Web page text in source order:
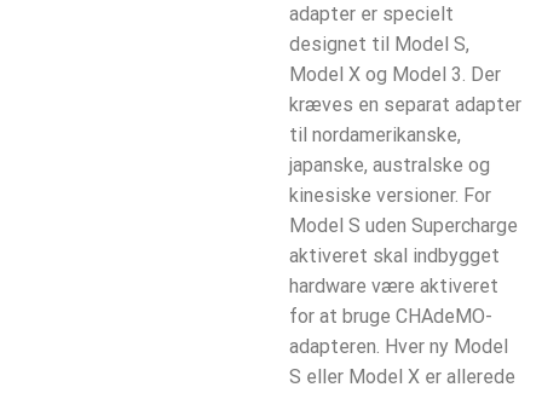
adapter er specielt
designet til Model S,
Model X og Model 3. Der
kræves en separat adapter
til nordamerikanske,
japanske, australske og
kinesiske versioner. For
Model S uden Supercharge
aktiveret skal indbygget
hardware være aktiveret
for at bruge CHAdeMO-
adapteren. Hver ny Model
S eller Model X er allerede